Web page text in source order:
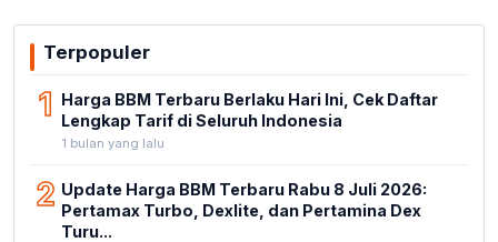
Terpopuler
1 Harga BBM Terbaru Berlaku Hari Ini, Cek Daftar
Lengkap Tarif di Seluruh Indonesia
1 bulan yang lalu
2 Update Harga BBM Terbaru Rabu 8 Juli 2026:
Pertamax Turbo, Dexlite, dan Pertamina Dex
Turu...